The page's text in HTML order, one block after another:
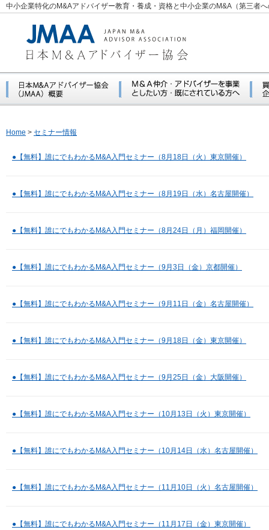
中小企業特化のM&Aアドバイザー教育・養成・資格と中小企業のM&A（第三者
Home > セミナー情報
●【無料】誰にでもわかるM&A入門セミナー（8月18日（火）東京開催）
●【無料】誰にでもわかるM&A入門セミナー（8月19日（水）名古屋開催）
●【無料】誰にでもわかるM&A入門セミナー（8月24日（月）福岡開催）
●【無料】誰にでもわかるM&A入門セミナー（9月3日（金）京都開催）
●【無料】誰にでもわかるM&A入門セミナー（9月11日（金）名古屋開催）
●【無料】誰にでもわかるM&A入門セミナー（9月18日（金）東京開催）
●【無料】誰にでもわかるM&A入門セミナー（9月25日（金）大阪開催）
●【無料】誰にでもわかるM&A入門セミナー（10月13日（火）東京開催）
●【無料】誰にでもわかるM&A入門セミナー（10月14日（水）名古屋開催）
●【無料】誰にでもわかるM&A入門セミナー（11月10日（火）名古屋開催）
●【無料】誰にでもわかるM&A入門セミナー（11月17日（金）東京開催）